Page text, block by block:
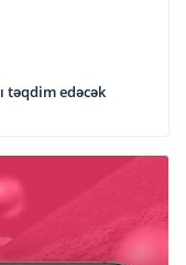
təqdim edəcək